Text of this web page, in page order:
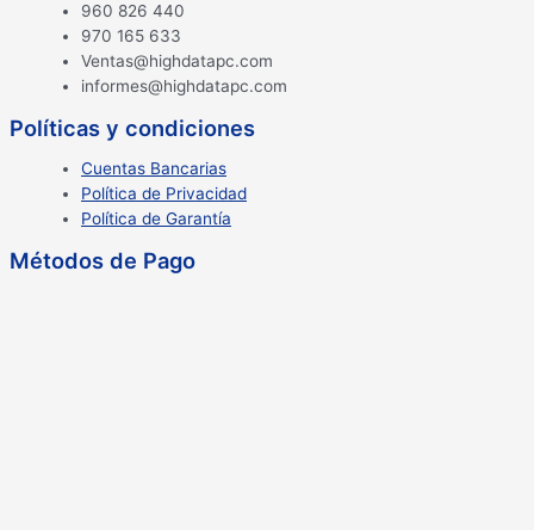
960 826 440
970 165 633
Ventas@highdatapc.com
informes@highdatapc.com
Políticas y condiciones
Cuentas Bancarias
Política de Privacidad
Política de Garantía
Métodos de Pago